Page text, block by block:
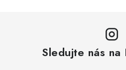
Sledujte nás na